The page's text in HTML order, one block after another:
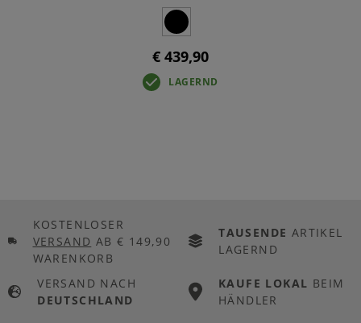
€ 439,90
LAGERND
KOSTENLOSER
VERSAND AB € 149,90
WARENKORB
TAUSENDE ARTIKEL
LAGERND
VERSAND NACH
DEUTSCHLAND
KAUFE LOKAL BEIM
HÄNDLER